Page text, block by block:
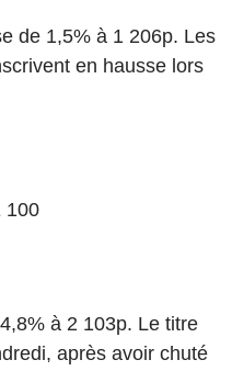
de 1,5% à 1 206p. Les
en hausse lors
100
à 2 103p. Le titre
après avoir chuté